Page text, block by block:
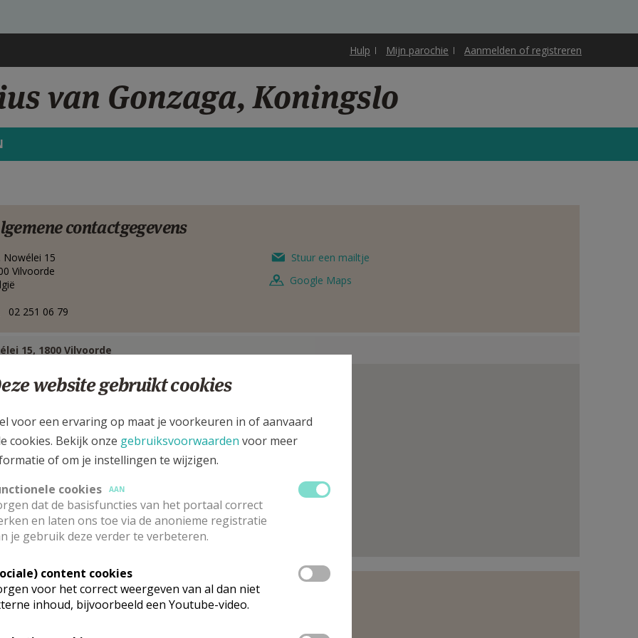
Hulp Mijn parochie Aanmelden of registreren
van Gonzaga, Koningslo
contactgegevens
Nowélei 15
Vilvoorde
02 251 06 79
Stuur een mailtje
Google Maps
15, 1800 Vilvoorde
website gebruikt cookies
voor een ervaring op maat je voorkeuren in of aanvaard
cookies. Bekijk onze gebruiksvoorwaarden voor meer
of om je instellingen te wijzigen.
cookies
AAN
dat de basisfuncties van het portaal correct
en laten ons toe via de anonieme registratie
je gebruik deze verder te verbeteren.
content cookies
voor het correct weergeven van al dan niet
inhoud, bijvoorbeeld een Youtube-video.